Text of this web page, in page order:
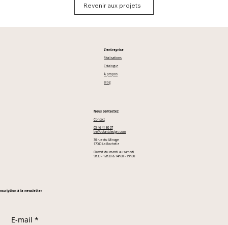
Revenir aux projets
L'entreprise
Réalisations
Catalogue
À propos
Blog
à la newsletter
E-mail *
Nous contactez
Contact
05 46 41 80 07
be@octantdesign.com
30 rue du Minage
17000 La Rochelle
Ouvert du mardi au samedi
9h30 - 12h30 & 14h00 - 19h00